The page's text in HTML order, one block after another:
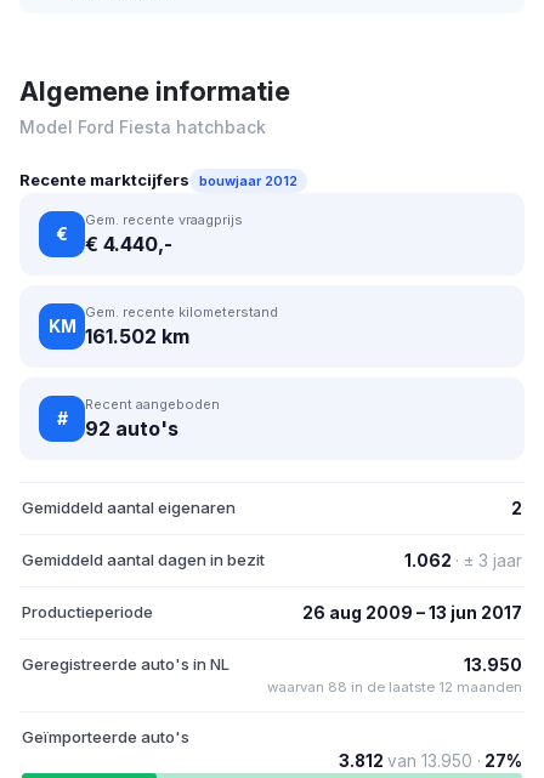
Algemene informatie
Model Ford Fiesta hatchback
Recente marktcijfers bouwjaar 2012
€
Gem. recente vraagprijs
€ 4.440,-
KM
Gem. recente kilometerstand
161.502 km
#
Recent aangeboden
92 auto's
Gemiddeld aantal eigenaren 2
Gemiddeld aantal dagen in bezit 1.062 · ± 3 jaar
Productieperiode 26 aug 2009 – 13 jun 2017
Geregistreerde auto's in NL 13.950
waarvan 88 in de laatste 12 maanden
Geïmporteerde auto's
3.812 van 13.950 · 27%